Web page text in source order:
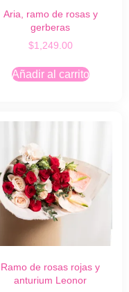
Aria, ramo de rosas y
gerberas
$1,249.00
Añadir al carrito
Ramo de rosas rojas y
anturium Leonor